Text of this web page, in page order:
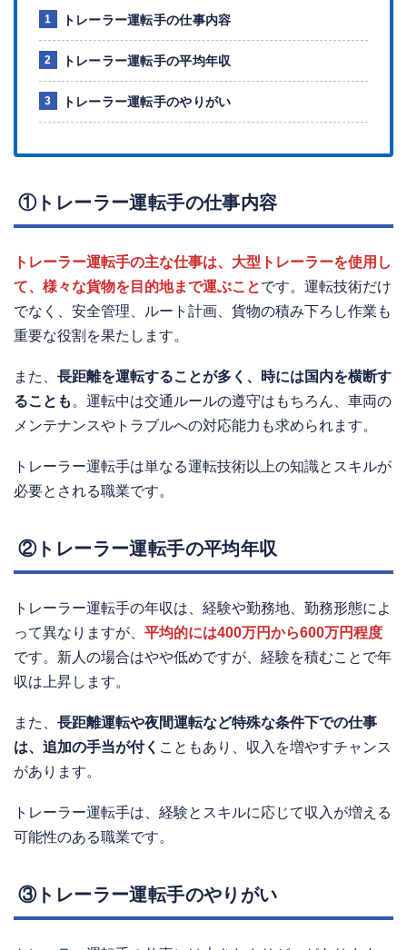
トレーラー運転手の仕事内容
トレーラー運転手の平均年収
トレーラー運転手のやりがい
①トレーラー運転手の仕事内容
トレーラー運転手の主な仕事は、大型トレーラーを使用し
て、様々な貨物を目的地まで運ぶことです。運転技術だけ
でなく、安全管理、ルート計画、貨物の積み下ろし作業も
重要な役割を果たします。
また、 長距離を運転することが多く、時には国内を横断す
ることも 。運転中は交通ルールの遵守はもちろん、車両の
メンテナンスやトラブルへの対応能力も求められます。
トレーラー運転手は単なる運転技術以上の知識とスキルが
必要とされる職業です。
②トレーラー運転手の平均年収
トレーラー運転手の年収は、経験や勤務地、勤務形態によ
って異なりますが、 平均的には400万円から600万円程度
です。新人の場合はやや低めですが、経験を積むことで年
収は上昇します。
また、 長距離運転や夜間運転など特殊な条件下での仕事
は、追加の手当が付く こともあり、収入を増やすチャンス
があります。
トレーラー運転手は、経験とスキルに応じて収入が増える
可能性のある職業です。
③トレーラー運転手のやりがい